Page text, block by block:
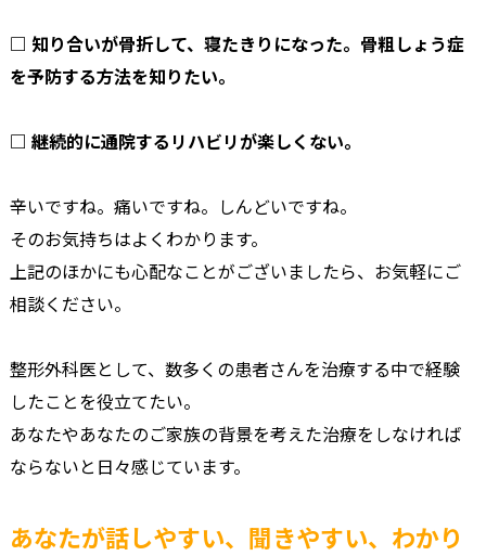
□ 知り合いが骨折して、寝たきりになった。骨粗しょう症
を予防する方法を知りたい。
□ 継続的に通院するリハビリが楽しくない。
辛いですね。痛いですね。しんどいですね。
そのお気持ちはよくわかります。
上記のほかにも心配なことがございましたら、お気軽にご
相談ください。
整形外科医として、数多くの患者さんを治療する中で経験
したことを役立てたい。
あなたやあなたのご家族の背景を考えた治療をしなければ
ならないと日々感じています。
あなたが話しやすい、聞きやすい、わかり